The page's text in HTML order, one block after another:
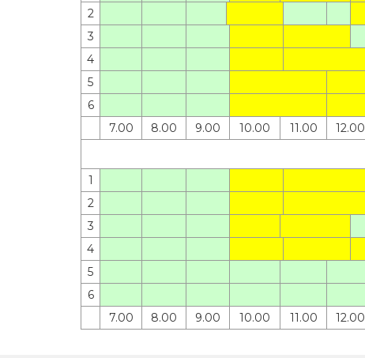
2
3
4
5
6
7.00
8.00 9.00 10.00 11.00 12.00
1
2
3
4
5
6
7.00
8.00 9.00 10.00 11.00 12.00